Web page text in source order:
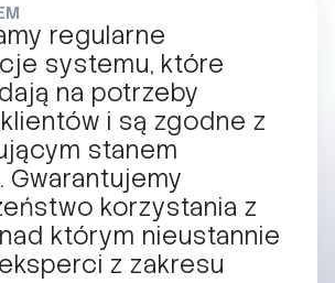
regularne
systemu, które
na potrzeby
i są zgodne z
stanem
Gwarantujemy
korzystania z
którym nieustannie
z zakresu